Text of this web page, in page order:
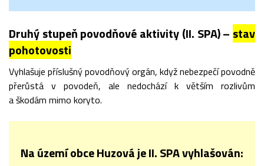
Druhý stupeň povodňové aktivity (II. SPA) – stav
pohotovosti
Vyhlašuje příslušný povodňový orgán, když nebezpečí povodně
přerůstá v povodeň, ale nedochází k větším rozlivům
a škodám mimo koryto.
Na území obce Huzová je II. SPA vyhlašován: